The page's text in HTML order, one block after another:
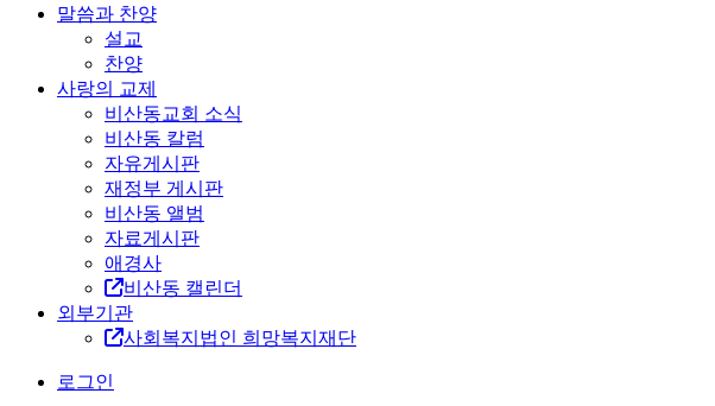
말씀과 찬양
설교
찬양
사랑의 교제
비산동교회 소식
비산동 칼럼
자유게시판
재정부 게시판
비산동 앨범
자료게시판
애경사
비산동 캘린더
외부기관
사회복지법인 희망복지재단
로그인